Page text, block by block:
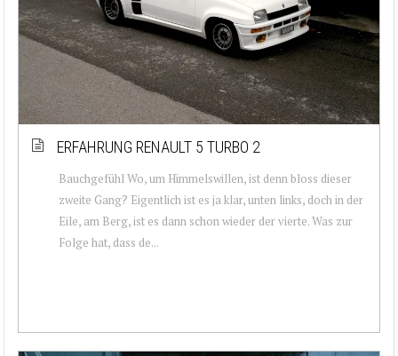
ERFAHRUNG RENAULT 5 TURBO 2
Bauchgefühl Wo, um Himmelswillen, ist denn bloss dieser
zweite Gang? Eigentlich ist es ja klar, unten links, doch in der
Eile, am Berg, ist es dann schon wieder der vierte. Was zur
Folge hat, dass de...